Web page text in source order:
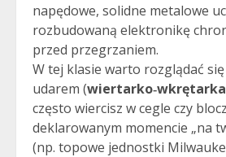
napędowe, solidne metalowe
rozbudowaną elektronikę
przed przegrzaniem.
W tej klasie warto rozglądać
udarem (
często wiercisz w cegle czy
deklarowanym momencie „na
(np. topowe jednostki